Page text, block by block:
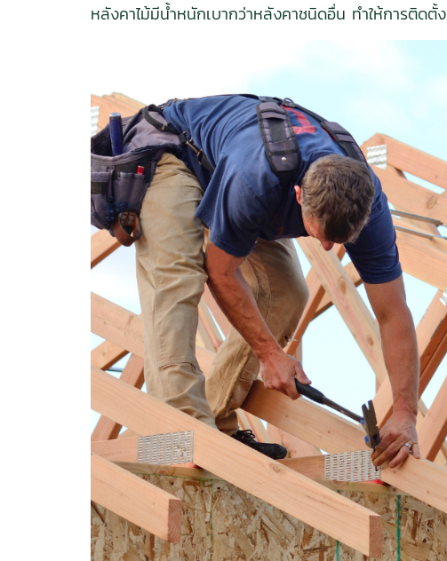
หลังคาไม้มีน้ำหนักเบากว่าหลังคาชนิดอื่น ทำให้การติดตั้